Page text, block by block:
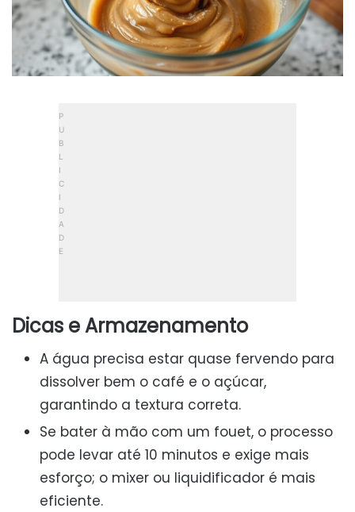
Dicas e Armazenamento
A água precisa estar quase fervendo para
dissolver bem o café e o açúcar,
garantindo a textura correta.
Se bater à mão com um fouet, o processo
pode levar até 10 minutos e exige mais
esforço; o mixer ou liquidificador é mais
eficiente.